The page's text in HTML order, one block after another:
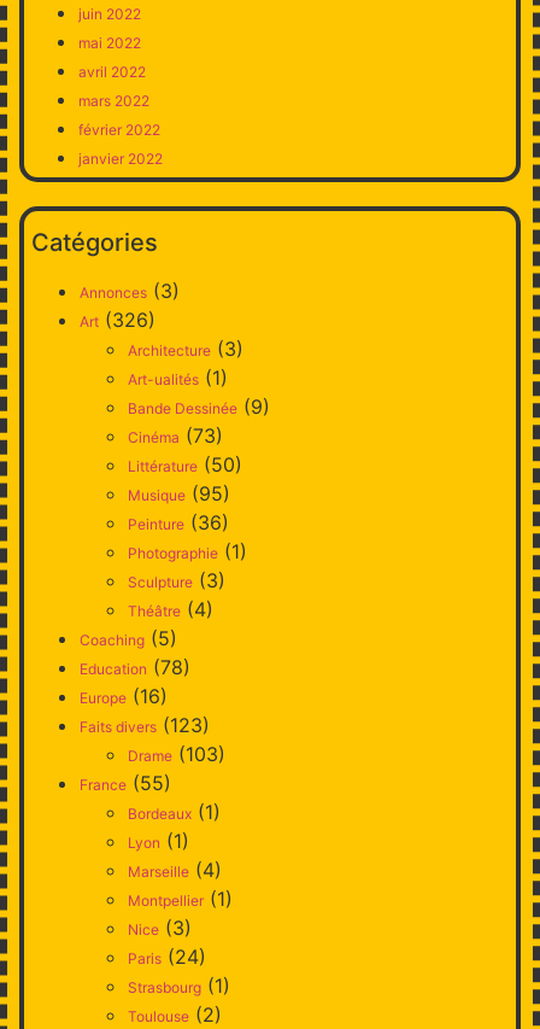
juin 2022
mai 2022
avril 2022
mars 2022
février 2022
janvier 2022
Catégories
Annonces (3)
Art (326)
Architecture (3)
Art-ualités (1)
Bande Dessinée (9)
Cinéma (73)
Littérature (50)
Musique (95)
Peinture (36)
Photographie (1)
Sculpture (3)
Théâtre (4)
Coaching (5)
Education (78)
Europe (16)
Faits divers (123)
Drame (103)
France (55)
Bordeaux (1)
Lyon (1)
Marseille (4)
Montpellier (1)
Nice (3)
Paris (24)
Strasbourg (1)
Toulouse (2)